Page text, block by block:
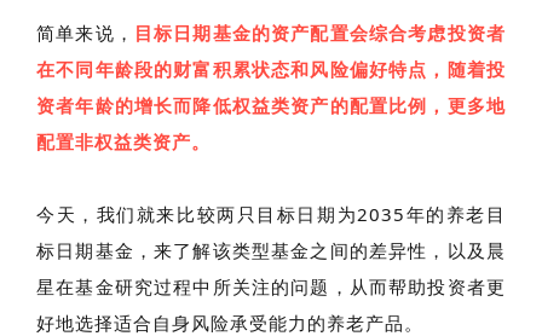
简单来说， 目标日期基金的资产配置会综合考虑投资者
在不同年龄段的财富积累状态和风险偏好特点，随着投
资者年龄的增长而降低权益类资产的配置比例，更多地
配置非权益类资产。
今天，我们就来比较两只目标日期为2035年的养老目
标日期基金，来了解该类型基金之间的差异性，以及晨
星在基金研究过程中所关注的问题，从而帮助投资者更
好地选择适合自身风险承受能力的养老产品。